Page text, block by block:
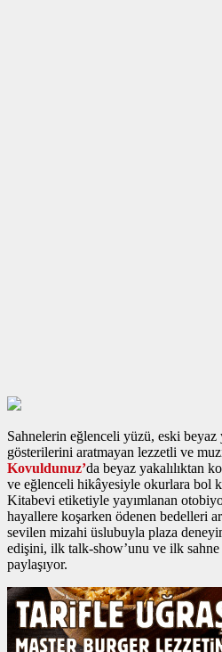
Sahnelerin eğlenceli yüzü, eski beyaz
gösterilerini aratmayan lezzetli ve
Kovuldunuz’da beyaz yakalılıktan
ve eğlenceli hikâyesiyle okurlara bol
Kitabevi etiketiyle yayımlanan
hayallere koşarken ödenen bedelleri
sevilen mizahi üslubuyla plaza
edişini, ilk talk-show’unu ve ilk
paylaşıyor.